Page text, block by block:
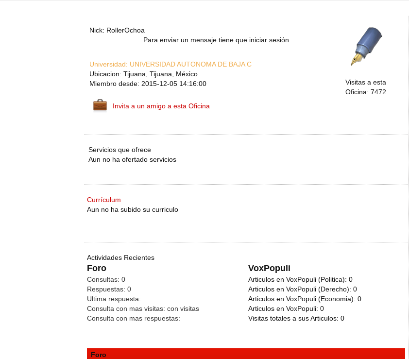
Nick: RollerOchoa
Para enviar un mensaje tiene que iniciar sesión
Universidad: UNIVERSIDAD AUTONOMA DE BAJA C
Ubicacion: Tijuana, Tijuana, México
Miembro desde: 2015-12-05 14:16:00
Visitas a esta
Oficina: 7472
Invita a un amigo a esta Oficina
Servicios que ofrece
Aun no ha ofertado servicios
Currículum
Aun no ha subido su curriculo
Actividades Recientes
Foro VoxPopuli
Consultas: 0
Respuestas: 0
Ultima respuesta:
Consulta con mas visitas: con visitas
Consulta con mas respuestas:
Articulos en VoxPopuli (Politica): 0
Articulos en VoxPopuli (Derecho): 0
Articulos en VoxPopuli (Economia): 0
Articulos en VoxPopuli: 0
Visitas totales a sus Articulos: 0
Foro